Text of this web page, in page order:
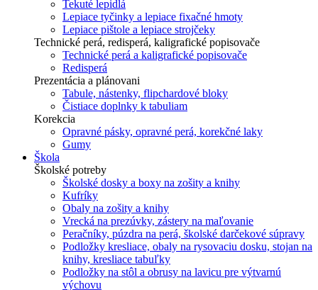
Tekuté lepidlá
Lepiace tyčinky a lepiace fixačné hmoty
Lepiace pištole a lepiace strojčeky
Technické perá, redisperá, kaligrafické popisovače
Technické perá a kaligrafické popisovače
Redisperá
Prezentácia a plánovani
Tabule, nástenky, flipchardové bloky
Čistiace doplnky k tabuliam
Korekcia
Opravné pásky, opravné perá, korekčné laky
Gumy
Škola
Školské potreby
Školské dosky a boxy na zošity a knihy
Kufríky
Obaly na zošity a knihy
Vrecká na prezúvky, zástery na maľovanie
Peračníky, púzdra na perá, školské darčekové súpravy
Podložky kresliace, obaly na rysovaciu dosku, stojan na
knihy, kresliace tabuľky
Podložky na stôl a obrusy na lavicu pre výtvarnú
výchovu